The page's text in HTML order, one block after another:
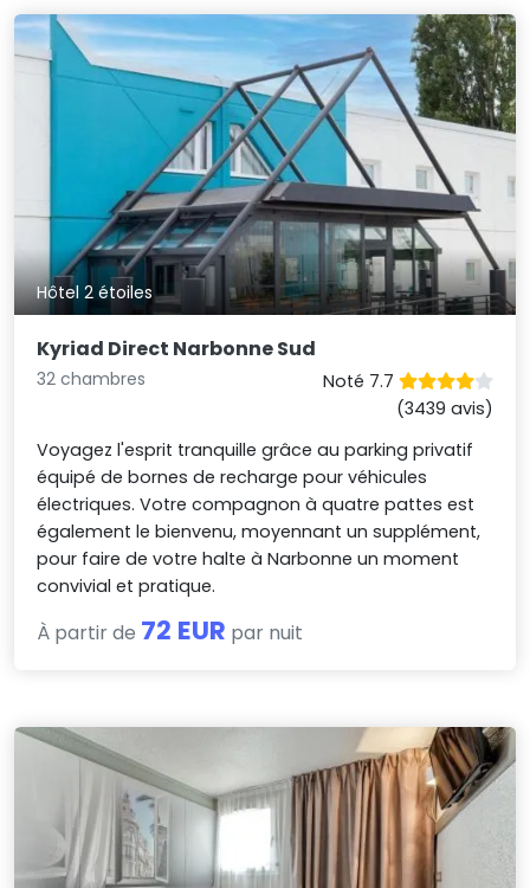
Hôtel 2 étoiles
Kyriad Direct Narbonne Sud
32 chambres
Noté 7.7
(3439 avis)
Voyagez l'esprit tranquille grâce au parking privatif
équipé de bornes de recharge pour véhicules
électriques. Votre compagnon à quatre pattes est
également le bienvenu, moyennant un supplément,
pour faire de votre halte à Narbonne un moment
convivial et pratique.
À partir de 72 EUR par nuit